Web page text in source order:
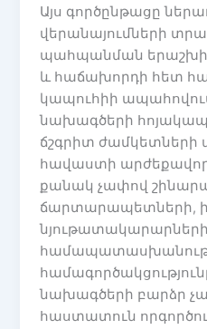
Այս գործընթացը
վերանայումների
պահպանման
և հաճախորդի հետ
կապուհիի
նախագծերի
ճշգրիտ
հավաստի
քանակ չափով
ճարտարապետների,
նյութատակարարների
նախագծերի բարձր
հաստատուն